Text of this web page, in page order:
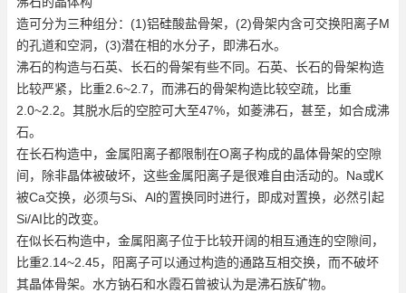
造可分为三种组分：(1)铝硅酸盐骨架，(2)骨架内含可交换阳离子M
的孔道和空洞，(3)潜在相的水分子，即沸石水。
沸石的构造与石英、长石的骨架有些不同。石英、长石的骨架构造
比较严紧，比重2.6~2.7，而沸石的骨架构造比较空疏，比重
2.0~2.2。其脱水后的空腔可大至47%，如菱沸石，甚至，如合成沸
石。
在长石构造中，金属阳离子都限制在O离子构成的晶体骨架的空隙
间，除非晶体被破坏，这些金属阳离子是很难自由活动的。Na或K
被Ca交换，必须与Si、Al的置换同时进行，即成对置换，必然引起
Si/AI比的改变。
在似长石构造中，金属阳离子位于比较开阔的相互通连的空隙间，
比重2.14~2.45，阳离子可以通过构造的通路互相交换，而不破坏
其晶体骨架。水方钠石和水霞石曾被认为是沸石族矿物。